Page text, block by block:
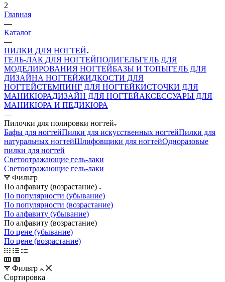
2
Главная
—
Каталог
—
ПИЛКИ ДЛЯ НОГТЕЙ
ГЕЛЬ-ЛАК ДЛЯ НОГТЕЙПОЛИГЕЛЬГЕЛЬ ДЛЯ
МОДЕЛИРОВАНИЯ НОГТЕЙБАЗЫ И ТОПЫГЕЛЬ ДЛЯ
ДИЗАЙНА НОГТЕЙЖИДКОСТИ ДЛЯ
НОГТЕЙСТЕМПИНГ ДЛЯ НОГТЕЙКИСТОЧКИ ДЛЯ
МАНИКЮРАДИЗАЙН ДЛЯ НОГТЕЙАКСЕССУАРЫ ДЛЯ
МАНИКЮРА И ПЕДИКЮРА
—
Пилочки для полировки ногтей
Бафы для ногтейПилки для искусственных ногтейПилки для
натуральных ногтейШлифовщики для ногтейОдноразовые
пилки для ногтей
Светоотражающие гель-лаки
Светоотражающие гель-лаки
Фильтр
По алфавиту (возрастание)
По популярности (убывание)
По популярности (возрастание)
По алфавиту (убывание)
По алфавиту (возрастание)
По цене (убывание)
По цене (возрастание)
Фильтр
Сортировка